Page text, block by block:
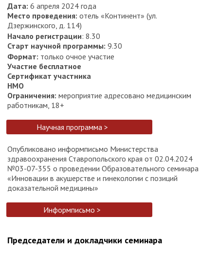
Дата: 6 апреля 2024 года
Место проведения: отель «Континент» (ул.
Дзержинского, д. 114)
Начало регистрации: 8.30
Старт научной программы: 9.30
Формат: только очное участие
Участие бесплатное
Сертификат участника
НМО
Ограничения: мероприятие адресовано медицинским
работникам, 18+
Научная программа >
Опубликовано информписьмо Министерства
здравоохранения Ставропольского края от 02.04.2024
№03-07-355 о проведении Образовательного семинара
«Инновации в акушерстве и гинекологии с позиций
доказательной медицины»
Информписьмо >
Председатели и докладчики семинара